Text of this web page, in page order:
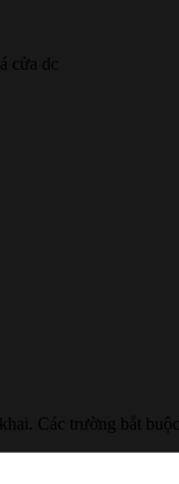
cửa dc
Các trường bắt